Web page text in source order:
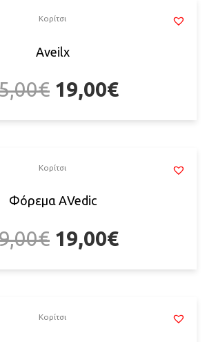
Κορίτσι
Αveilx
€ 19,00€
Κορίτσι
Φόρεμα ΑVedic
€ 19,00€
Κορίτσι